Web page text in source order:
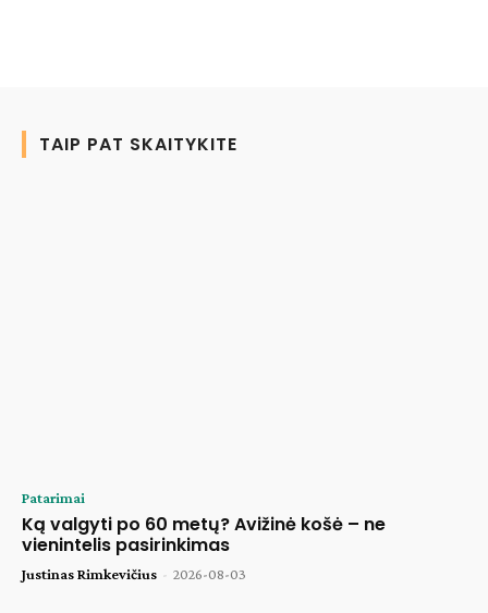
TAIP PAT SKAITYKITE
Patarimai
Ką valgyti po 60 metų? Avižinė košė – ne
vienintelis pasirinkimas
Justinas Rimkevičius - 2026-08-03